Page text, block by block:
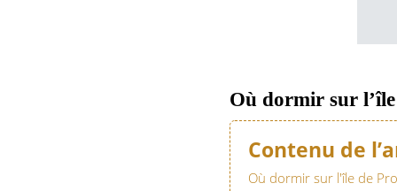
Où dormir sur
Contenu de
Où dormir sur l'île de